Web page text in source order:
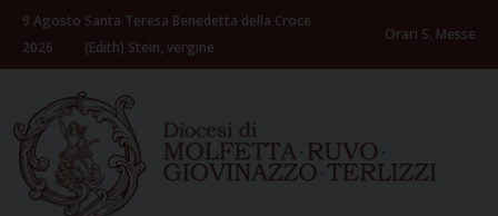
Skip
content
9 Agosto
2026
Santa Teresa Benedetta della Croce
(Edith) Stein, vergine
Orari S. Messe